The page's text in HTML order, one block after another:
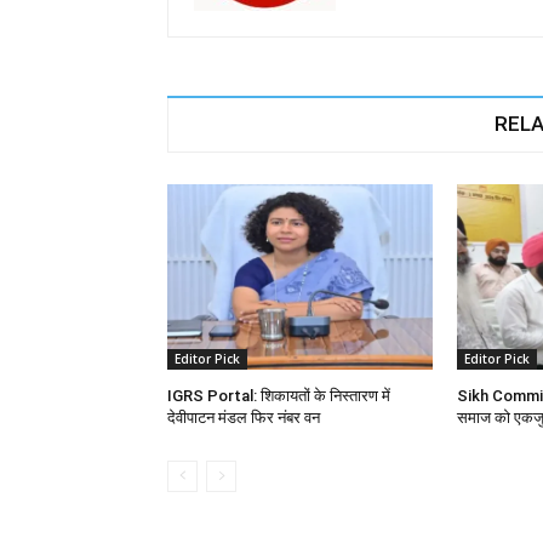
Editor Pick
IGRS Portal: शिकायतों के निस्तारण में
देवीपाटन मंडल फिर नंबर वन
Editor Pick
Sikh
समाज को